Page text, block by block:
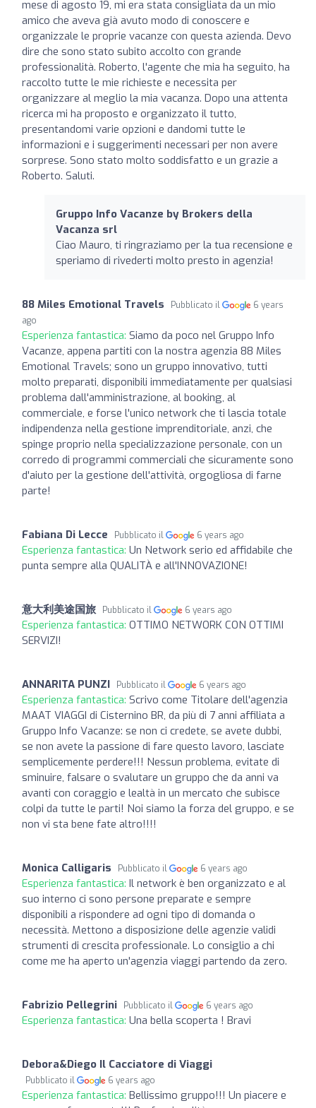
mese di agosto 19, mi era stata consigliata da un mio
amico che aveva già avuto modo di conoscere e
organizzale le proprie vacanze con questa azienda. Devo
dire che sono stato subito accolto con grande
professionalità. Roberto, l'agente che mia ha seguito, ha
raccolto tutte le mie richieste e necessita per
organizzare al meglio la mia vacanza. Dopo una attenta
ricerca mi ha proposto e organizzato il tutto,
presentandomi varie opzioni e dandomi tutte le
informazioni e i suggerimenti necessari per non avere
sorprese. Sono stato molto soddisfatto e un grazie a
Roberto. Saluti.
Gruppo Info Vacanze by Brokers della
Vacanza srl
Ciao Mauro, ti ringraziamo per la tua recensione e
speriamo di rivederti molto presto in agenzia!
88 Miles Emotional Travels Pubblicato il
6 years
ago
Esperienza fantastica: Siamo da poco nel Gruppo Info
Vacanze, appena partiti con la nostra agenzia 88 Miles
Emotional Travels; sono un gruppo innovativo, tutti
molto preparati, disponibili immediatamente per qualsiasi
problema dall'amministrazione, al booking, al
commerciale, e forse l'unico network che ti lascia totale
indipendenza nella gestione imprenditoriale, anzi, che
spinge proprio nella specializzazione personale, con un
corredo di programmi commerciali che sicuramente sono
d'aiuto per la gestione dell'attività, orgogliosa di farne
parte!
Fabiana Di Lecce Pubblicato il 6 years ago
Esperienza fantastica: Un Network serio ed affidabile che
punta sempre alla QUALITÀ e all'INNOVAZIONE!
意大利美途国旅 Pubblicato il 6 years ago
Esperienza fantastica: OTTIMO NETWORK CON OTTIMI
SERVIZI!
ANNARITA PUNZI Pubblicato il 6 years ago
Esperienza fantastica: Scrivo come Titolare dell'agenzia
MAAT VIAGGI di Cisternino BR, da più di 7 anni affiliata a
Gruppo Info Vacanze: se non ci credete, se avete dubbi,
se non avete la passione di fare questo lavoro, lasciate
semplicemente perdere!!! Nessun problema, evitate di
sminuire, falsare o svalutare un gruppo che da anni va
avanti con coraggio e lealtà in un mercato che subisce
colpi da tutte le parti! Noi siamo la forza del gruppo, e se
non vi sta bene fate altro!!!!
Monica Calligaris Pubblicato il 6 years ago
Esperienza fantastica: Il network è ben organizzato e al
suo interno ci sono persone preparate e sempre
disponibili a rispondere ad ogni tipo di domanda o
necessità. Mettono a disposizione delle agenzie validi
strumenti di crescita professionale. Lo consiglio a chi
come me ha aperto un'agenzia viaggi partendo da zero.
Fabrizio Pellegrini Pubblicato il 6 years ago
Esperienza fantastica: Una bella scoperta ! Bravi
Debora&Diego Il Cacciatore di Viaggi
Pubblicato il 6 years ago
Esperienza fantastica: Bellissimo gruppo!!! Un piacere e